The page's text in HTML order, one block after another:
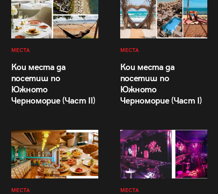
МЕСТА
Кои места да
посетиш по
Южното
Черноморие (Част II)
МЕСТА
Кои места да
посетиш по
Южното
Черноморие (Част I)
МЕСТА МЕСТА